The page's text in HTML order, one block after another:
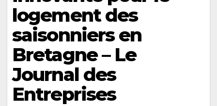
logement des
saisonniers en
Bretagne – Le
Journal des
Entreprises